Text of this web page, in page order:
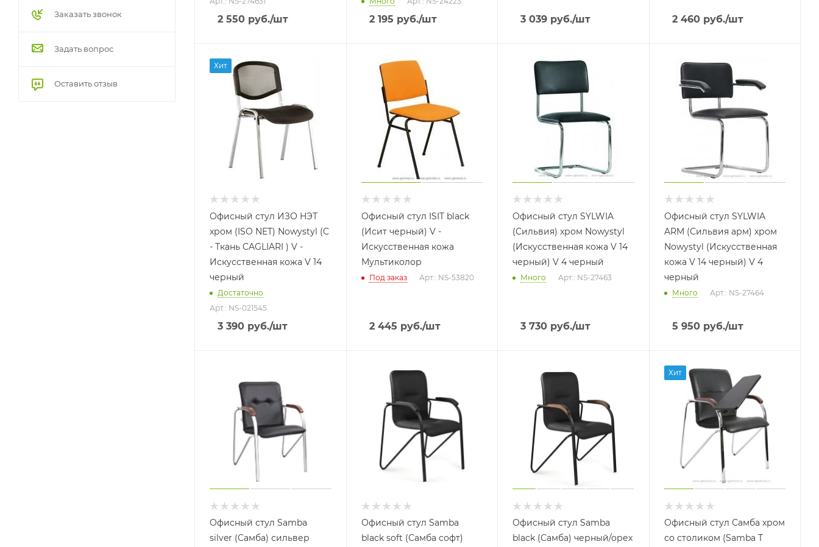
2 550 руб./шт 2 195 руб./шт 3 039 руб./шт 2 460руб./шт
Хит
Офисный стул ИЗО НЭТ
хром (ISO NET) Nowystyl (C
- Ткань CAGLIARI ) V -
Искусственная кожа V 14
черный
Достаточно
Арт.: NS-021545
3 390 руб./шт
Офисный стул ISIT black
(Исит черный) V -
Искусственная кожа
Мультиколор
Под заказ Арт.: NS-53820
2 445 руб./шт
Офисный стул SYLWIA
(Сильвия) хром Nowystyl
(Искусственная кожа V 14
черный) V 4 черный
Много Арт.: NS-27463
3 730 руб./шт
Офисный стул SYLWIA
ARM (Сильвия арм) хром
Nowystyl (Искусственная
кожа V 14 черный) V 4
черный
Много Арт.: NS-27464
5 950руб./шт
Офисный стул Samba
silver (Самба) сильвер
Офисный стул Samba
black soft (Самба софт)
Офисный стул Samba
black (Самба) черный/орех
Хит
Офисный стул Самба хром
со столиком (Samba T
Заказать звонок
Задать вопрос
Оставить отзыв